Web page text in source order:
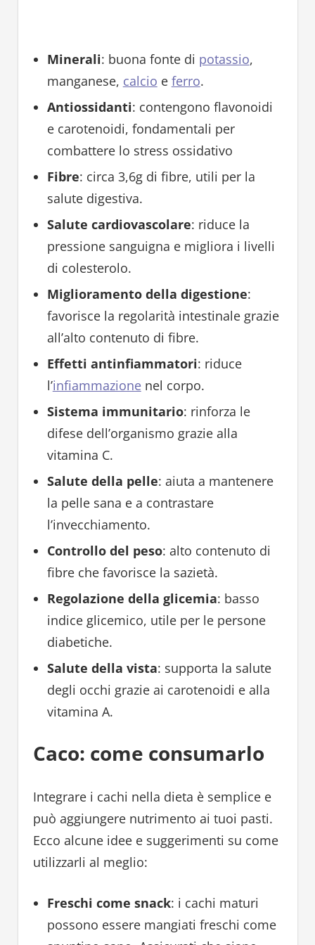
Minerali: buona fonte di potassio,
manganese, calcio e ferro.
Antiossidanti: contengono flavonoidi
e carotenoidi, fondamentali per
combattere lo stress ossidativo
Fibre: circa 3,6g di fibre, utili per la
salute digestiva.
Salute cardiovascolare: riduce la
pressione sanguigna e migliora i livelli
di colesterolo.
Miglioramento della digestione:
favorisce la regolarità intestinale grazie
all’alto contenuto di fibre.
Effetti antinfiammatori: riduce
l’infiammazionenel corpo.
Sistema immunitario: rinforza le
difese dell’organismo grazie alla
vitamina C.
Salute della pelle: aiuta a mantenere
la pelle sana e a contrastare
l’invecchiamento.
Controllo del peso: alto contenuto di
fibre che favorisce la sazietà.
Regolazione della glicemia: basso
indice glicemico, utile per le persone
diabetiche.
Salute della vista: supporta la salute
degli occhi grazie ai carotenoidi e alla
vitamina A.
Caco: come consumarlo
Integrare i cachi nella dieta è semplice e
può aggiungere nutrimento ai tuoi pasti.
Ecco alcune idee e suggerimenti su come
utilizzarli al meglio:
Freschi come snack: i cachi maturi
possono essere mangiati freschi come